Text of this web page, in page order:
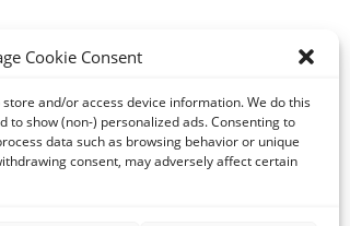
Cookie Consent
and/or access device information. We do this
to show (non-) personalized ads. Consenting to
data such as browsing behavior or unique
consent, may adversely affect certain